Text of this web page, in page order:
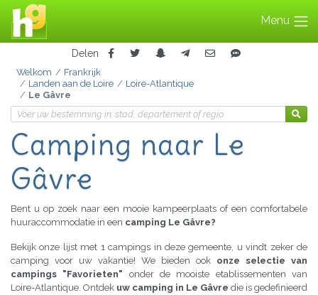
Menu
Delen
Welkom
Frankrijk
Landen aan de Loire
Loire-Atlantique
Le Gâvre
Camping naar Le
Gâvre
Bent u op zoek naar een mooie kampeerplaats of een comfortabele
huuraccommodatie in een camping Le Gâvre?
Bekijk onze lijst met 1 campings in deze gemeente, u vindt zeker de
camping voor uw vakantie! We bieden ook onze selectie van
campings "Favorieten" onder de mooiste etablissementen van
Loire-Atlantique. Ontdek uw camping in Le Gâvre die is gedefinieerd